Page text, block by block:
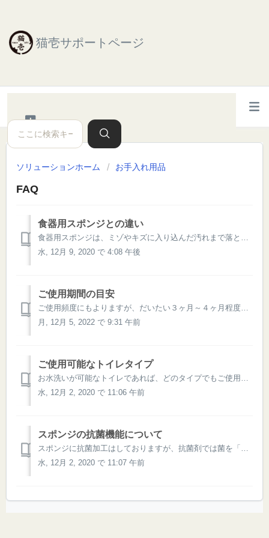
猫壱サポートページ
ソリューションホーム お手入れ用品
FAQ
食器用スポンジとの違い
食器用スポンジは、ミゾやキズに入り込んだ汚れまで落とす「ミクロ繊維」に加えて、「アクリル繊維」を使用しています。 「アクリル繊維」は、油汚れに強い素材になりますので、猫ちゃんのごはんの汚れを落とすのに最適です。 トイレブラシスポンジに使用している「ミクロ繊維」は、食器用に使用している繊維よりもさらに細い 「0...
水, 12月 9, 2020 で 4:08 午後
ご使用期間の目安
ご使用頻度にもよりますが、だいたい３ヶ月～４ヶ月程度となります。 ニオイ残りが気になり初めたら、ご交換していただくことを推奨しております。 なお、よく水で洗流し、風通しのよいところで乾かしていただくとニオイ残りを最小限にすることができます。 ↓ 猫壱スタッフが2020年6月～10月末まで20回程...
月, 12月 5, 2022 で 9:31 午前
ご使用可能なトイレタイプ
お水洗いが可能なトイレであれば、どのタイプでもご使用いただけます。 （お手持ちのトイレのお手入れ方法をよくご確認のうえご使用ください。）
水, 12月 2, 2020 で 11:06 午前
スポンジの抗菌機能について
スポンジに抗菌加工はしておりますが、抗菌剤では菌を「減らす」ことができません。 具体的には、抗菌していない商品が10増えるところを抗菌品は10未満に「抑える」効果です。 よって、菌のエサとなる食物カスや水分があると菌が増殖することになりますので、 可能な限りスポンジからも食器からもフードや水分をしっかりと落とし...
水, 12月 2, 2020 で 11:07 午前